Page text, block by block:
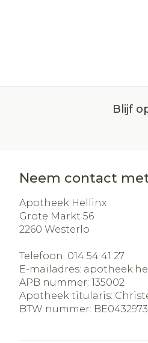
Blijf
Neem contact
Apotheek Hellinx
Grote Markt 56
2260 Westerlo
Telefoon: 014 54 41 27
E-mailadres:
APB nummer: 135002
Apotheek titularis:
BTW nummer: